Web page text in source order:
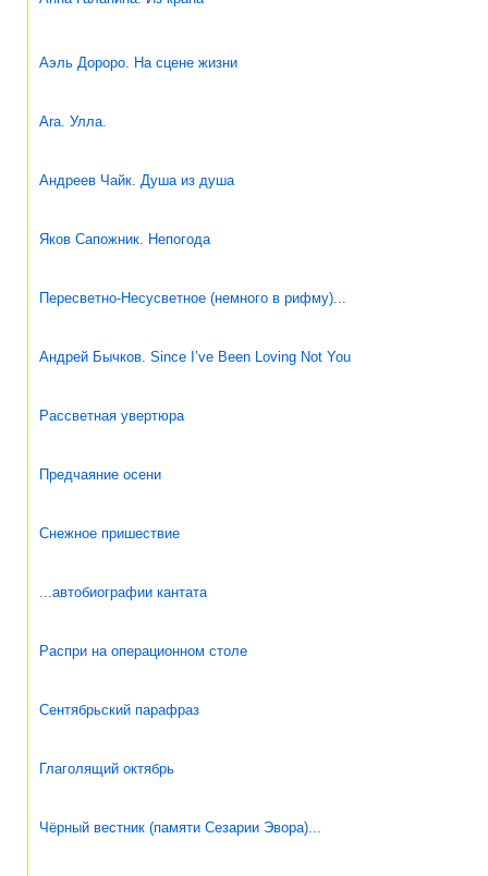
Аэль Дороро. На сцене жизни
Ara. Улла.
Андреев Чайк. Душа из душа
Яков Сапожник. Непогода
Пересветно-Несусветное (немного в рифму)...
Андрей Бычков. Since I’ve Been Loving Not You
Рассветная увертюра
Предчаяние осени
Снежное пришествие
...автобиографии кантата
Распри на операционном столе
Сентябрьский парафраз
Глаголящий октябрь
Чёрный вестник (памяти Сезарии Эвора)...